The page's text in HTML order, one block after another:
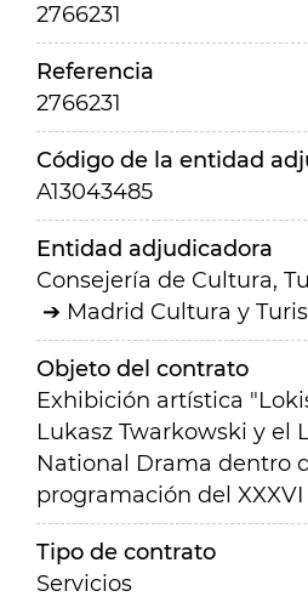
2766231
Referencia
2766231
Código de la entidad
A13043485
Entidad adjudicadora
Consejería de Cultura,
Madrid Cultura y
Objeto del contrato
Exhibición artística
Lukasz Twarkowski y el
National Drama dentro
programación del
Tipo de contrato
Servicios